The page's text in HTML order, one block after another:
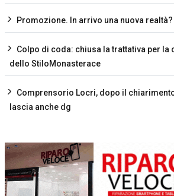
Promozione. In arrivo una nuova realtà?
Colpo di coda: chiusa la trattativa per la
dello StiloMonasterace
Comprensorio Locri, dopo il
lascia anche dg